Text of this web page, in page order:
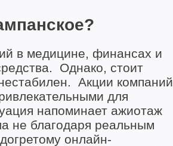
в медицине, финансах и
Однако, стоит
Акции компаний
для
напоминает ажиотаж
не благодаря реальным
онлайн-